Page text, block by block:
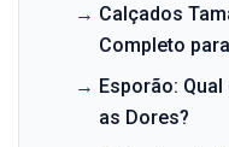
→ Calçados
Completo
→ Esporão:
as Dores?